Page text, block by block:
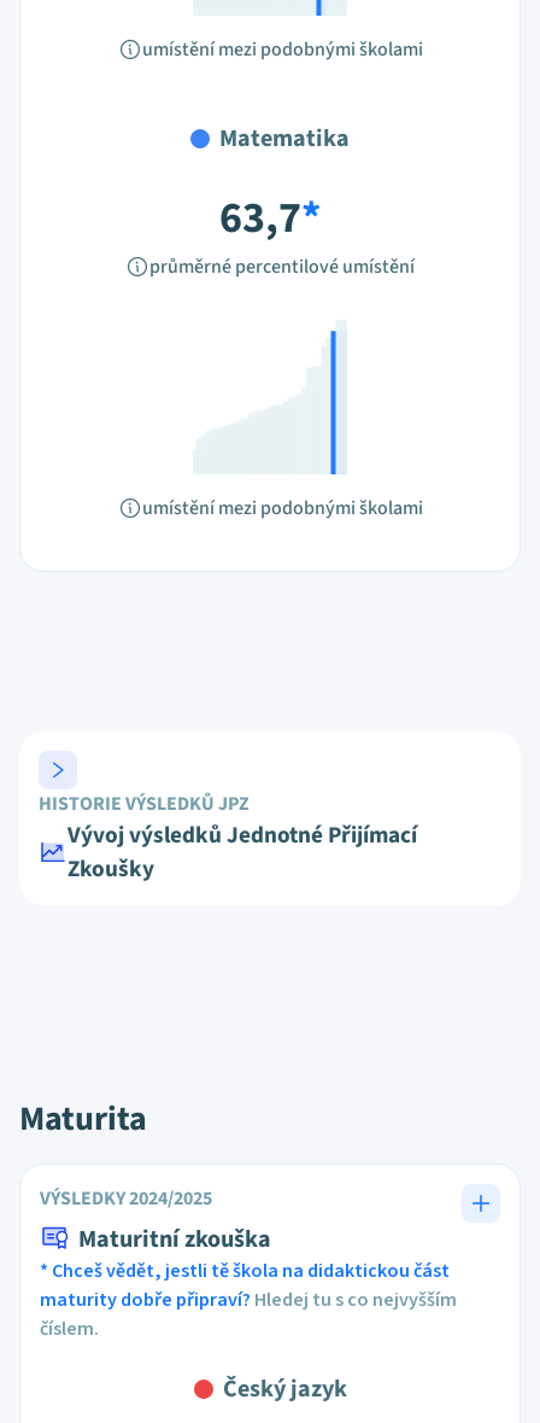
umístění mezi podobnými školami
Matematika
63,7*
průměrné percentilové umístění
umístění mezi podobnými školami
HISTORIE VÝSLEDKŮ JPZ
Vývoj výsledků Jednotné Přijímací
Zkoušky
Maturita
VÝSLEDKY 2024/2025
Maturitní zkouška
* Chceš vědět, jestli tě škola na didaktickou část
maturity dobře připraví? Hledej tu s co nejvyšším
číslem.
Český jazyk